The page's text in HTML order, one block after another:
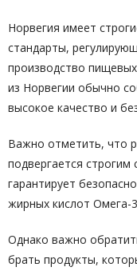
Норвегия имеет
стандарты,
производство
из Норвегии обычно
высокое качество и
Важно отметить, что
подвергается строгим
гарантирует
жирных кислот Омега-
Однако важно
брать продукты,